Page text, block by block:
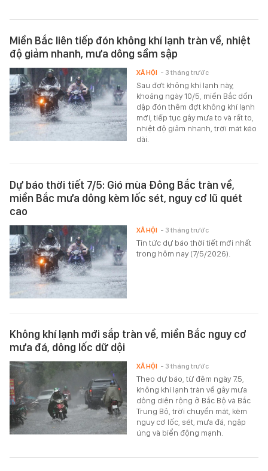
Miền Bắc liên tiếp đón không khí lạnh tràn về, nhiệt
độ giảm nhanh, mưa dông sầm sập
Sau đợt không khí lạnh này,
khoảng ngày 10/5, miền Bắc dồn
dập đón thêm đợt không khí lạnh
mới, tiếp tục gây mưa to và rất to,
nhiệt độ giảm nhanh, trời mát kéo
dài.
XÃ HỘI - 3 tháng trước
Dự báo thời tiết 7/5: Gió mùa Đông Bắc tràn về,
miền Bắc mưa dông kèm lốc sét, nguy cơ lũ quét
cao
Tin tức dự báo thời tiết mới nhất
trong hôm nay (7/5/2026).
XÃ HỘI - 3 tháng trước
Không khí lạnh mới sắp tràn về, miền Bắc nguy cơ
mưa đá, dông lốc dữ dội
Theo dự báo, từ đêm ngày 7.5,
không khí lạnh tràn về gây mưa
dông diện rộng ở Bắc Bộ và Bắc
Trung Bộ, trời chuyển mát, kèm
nguy cơ lốc, sét, mưa đá, ngập
úng và biển động mạnh.
XÃ HỘI - 3 tháng trước